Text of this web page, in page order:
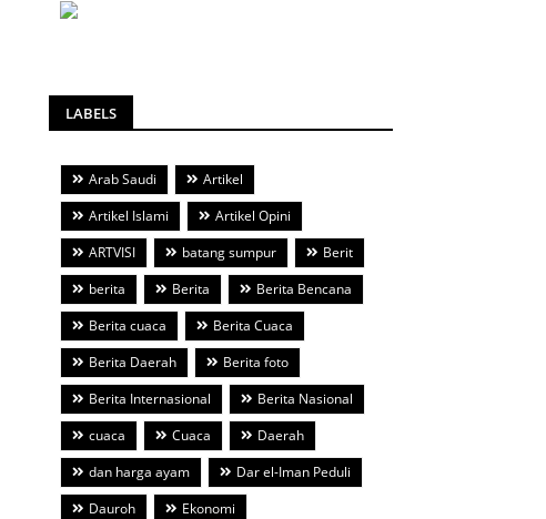
LABELS
Arab Saudi
Artikel
Artikel Islami
Artikel Opini
ARTVISI
batang sumpur
Berit
berita
Berita
Berita Bencana
Berita cuaca
Berita Cuaca
Berita Daerah
Berita foto
Berita Internasional
Berita Nasional
cuaca
Cuaca
Daerah
dan harga ayam
Dar el-Iman Peduli
Dauroh
Ekonomi